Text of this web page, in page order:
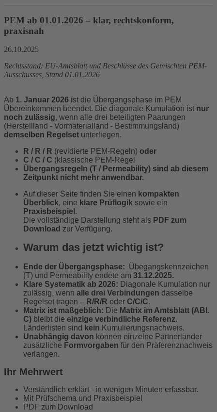
PEM ab 01.01.2026 – klar, rechtskonform,
praxisnah
26.10.2025
Rechtsstand: EU-Amtsblatt und Beschlüsse des Gemischten PEM-
Ausschusses, Stand 01.01.2026
Ab 1. Januar 2026 ist die Übergangsphase im PEM
Übereinkommen beendet. Die diagonale Kumulation ist nur
noch zulässig, wenn alle drei beteiligten Paarungen
(Herstellland - Vormaterialland - Bestimmungsland)
demselben Regelset unterliegen.
R / R / R (revidierte PEM-Regeln) oder
C / C / C (klassische PEM-Regel
Übergangsregeln (T / Permeability) sind ab diesem
Zeitpunkt nicht mehr anwendbar.
Auf dieser Seite finden Sie einen kompakten
Überblick, eine klare Prüflogik sowie ein
Praxisbeispiel .
Die vollständige Darstellung steht als PDF zum
Download zur Verfügung.
Warum das jetzt wichtig ist?
Ende der Übergangsphase: Übegangskennzeichen
(T) und Permeability endete am 31.12.2025.
Klare Systematik ab 2026: Diagonale Kumulation nur
zulässig, wenn alle drei Verbindungen dasselbe
Regelset tragen – R/R/R oder C/C/C.
Matrix ist maßgeblich: Die Matrix im Amtsblatt (ABl.
C) bleibt die einzige verbindliche Referenz.
Länderlisten sind kein Kumulierungsnachweis.
Unabhängig davon können einzelne Partnerländer
zusätzliche Formvorgaben für den Präferenznachweis
verlangen.
Ihr Mehrwert
Verständlich erklärt - in wenigen Minuten erfassbar.
Mit Prüfschema und Praxisbeispiel
PDF zum Download